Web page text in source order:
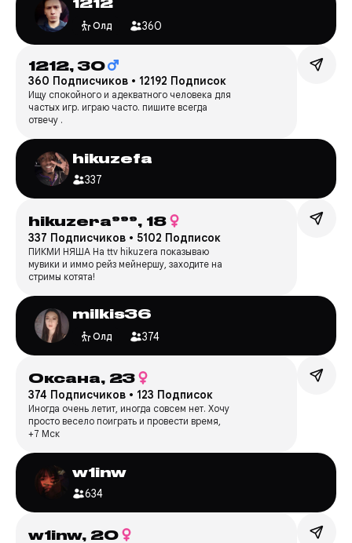
Олд 360
1212, 30
360 Подписчиков • 12192 Подписок
Ищу спокойного и адекватного человека для
частых игр. играю часто. пишите всегда
отвечу .
hikuzefa
337
hikuzera⁹⁹⁹, 18
337 Подписчиков • 5102 Подписок
ПИКМИ НЯША На ttv hikuzera показываю
мувики и иммо рейз мейнершу, заходите на
стримы котята!
milkis36
Олд 374
Оксана, 23
374 Подписчиков • 123 Подписок
Иногда очень летит, иногда совсем нет. Хочу
просто весело поиграть и провести время,
+7 Мск
w1inw
634
︎w1inw, 20